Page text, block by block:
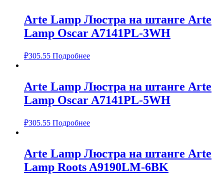
Arte Lamp Люстра на штанге Arte
Lamp Oscar A7141PL-3WH
₽305.55 Подробнее
Arte Lamp Люстра на штанге Arte
Lamp Oscar A7141PL-5WH
₽305.55 Подробнее
Arte Lamp Люстра на штанге Arte
Lamp Roots A9190LM-6BK